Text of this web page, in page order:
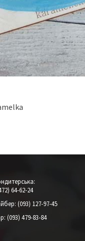
64-62-24
(093) 127-97-45
(093) 479-83-84